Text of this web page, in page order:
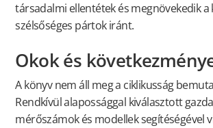
társadalmi ellentétek és megnövekedik a
szélsőséges pártok iránt.
Okok és
A könyv nem áll meg a ciklikusság
Rendkívül alapossággal kiválasztott
mérőszámok és modellek segítéségével